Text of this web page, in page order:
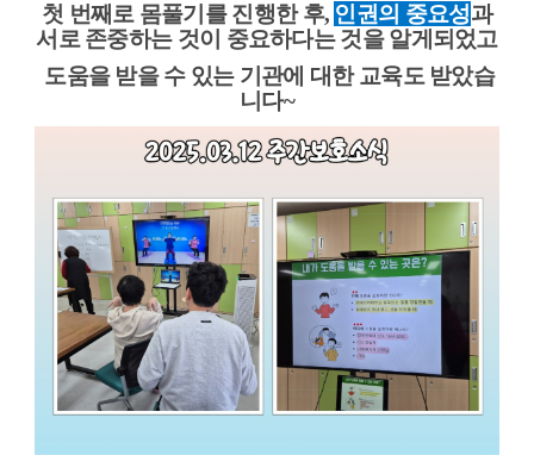
첫 번째로 몸풀기를 진행한 후, 인권의 중요성과
서로 존중하는 것이 중요하다는 것을 알게되었고
도움을 받을 수 있는 기관에 대한 교육도 받았습
니다~